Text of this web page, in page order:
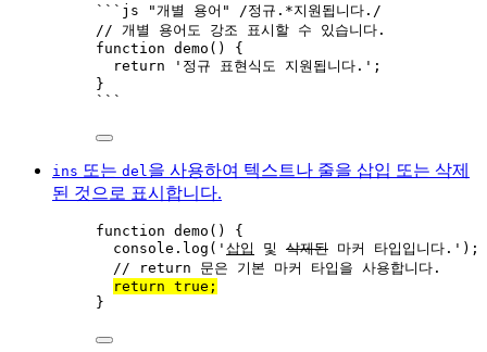
```js "개별 용어" /정규.*지원됩니다./
// 개별 용어도 강조 표시할 수 있습니다.
function demo ()
{
return
' 정규 표현식도 지원됩니다. ' ;
}
```
ins 또는 del 을 사용하여 텍스트나 줄을 삽입 또는 삭제
된 것으로 표시합니다.
function demo ()
{
console . log ( ' 삽입 및 삭제된 마커 타입입니다. ' );
// return 문은 기본 마커 타입을 사용합니다.
return true ;
}